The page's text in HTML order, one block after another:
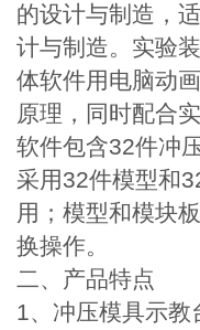
的设计与制造，
计与制造。实验
体软件用电脑动
原理，同时配合
软件包含32件冲
采用32件模型和
用；模型和模块
换操作。
二、产品特点
1、冲压模具示教